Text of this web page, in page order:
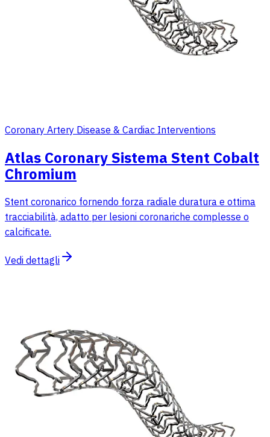
Coronary Artery Disease & Cardiac Interventions
Atlas Coronary Sistema Stent Cobalt
Chromium
Stent coronarico fornendo forza radiale duratura e ottima
tracciabilità, adatto per lesioni coronariche complesse o
calcificate.
Vedi dettagli